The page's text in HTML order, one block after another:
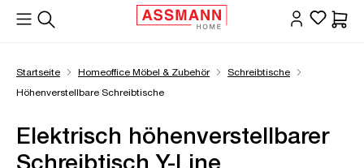
springen
Startseite Homeoffice Möbel & Zubehör
Schreibtische
Höhenverstellbare Schreibtische
Elektrisch höhenverstellbarer
Schreibtisch Y-Line